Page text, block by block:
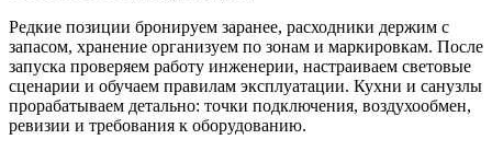
Редкие позиции бронируем заранее, расходники держим с
запасом, хранение организуем по зонам и маркировкам. После
запуска проверяем работу инженерии, настраиваем световые
сценарии и обучаем правилам эксплуатации. Кухни и санузлы
прорабатываем детально: точки подключения, воздухообмен,
ревизии и требования к оборудованию.